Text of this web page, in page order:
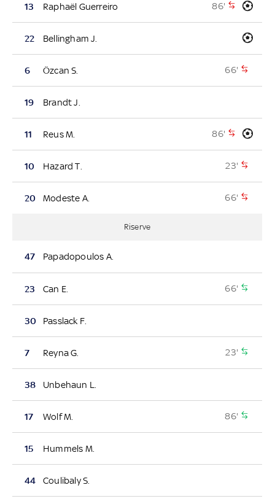
13 Raphaël Guerreiro 86'
22 Bellingham J.
6 Özcan S. 66'
19 Brandt J.
11 Reus M. 86'
10 Hazard T. 23'
20 Modeste A. 66'
Riserve
47 Papadopoulos A.
23 Can E. 66'
30 Passlack F.
7 Reyna G. 23'
38 Unbehaun L.
17 Wolf M. 86'
15 Hummels M.
44 Coulibaly S.